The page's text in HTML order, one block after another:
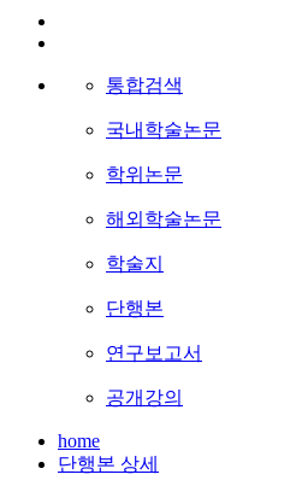
통합검색
국내학술논문
학위논문
해외학술논문
학술지
단행본
연구보고서
공개강의
home
단행본 상세